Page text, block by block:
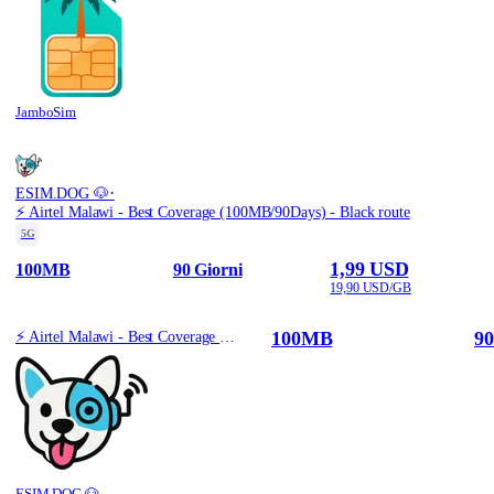
JamboSim
ESIM.DOG 🐶·
⚡️ Airtel Malawi - Best Coverage (100MB/90Days) - Black route
5G
100MB 90 Giorni 1,99 USD
19,90 USD/GB
100MB